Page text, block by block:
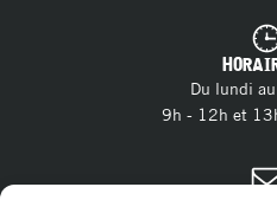
Du lundi
9h - 12h et